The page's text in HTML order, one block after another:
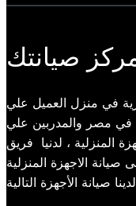
صيانتك
في منزل العميل علي
في مصر والمدربين علي
المنزلية ، لدنيا فريق
الاجهزة المنزلية
صيانة الأجهزة التالية